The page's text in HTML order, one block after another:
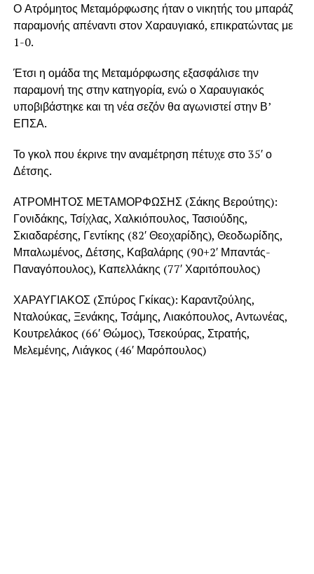
Ο Ατρόμητος Μεταμόρφωσης ήταν ο νικητής του μπαράζ
παραμονής απέναντι στον Χαραυγιακό, επικρατώντας με
1-0.
Έτσι η ομάδα της Μεταμόρφωσης εξασφάλισε την
παραμονή της στην κατηγορία, ενώ ο Χαραυγιακός
υποβιβάστηκε και τη νέα σεζόν θα αγωνιστεί στην Β’
ΕΠΣΑ.
Το γκολ που έκρινε την αναμέτρηση πέτυχε στο 35′ ο
Δέτσης.
ΑΤΡΟΜΗΤΟΣ ΜΕΤΑΜΟΡΦΩΣΗΣ (Σάκης Βερούτης):
Γονιδάκης, Τσίχλας, Χαλκιόπουλος, Τασιούδης,
Σκιαδαρέσης, Γεντίκης (82′ Θεοχαρίδης), Θεοδωρίδης,
Μπαλωμένος, Δέτσης, Καβαλάρης (90+2′ Μπαντάς-
Παναγόπουλος), Καπελλάκης (77′ Χαριτόπουλος)
ΧΑΡΑΥΓΙΑΚΟΣ (Σπύρος Γκίκας): Καραντζούλης,
Νταλούκας, Ξενάκης, Τσάμης, Λιακόπουλος, Αντωνέας,
Κουτρελάκος (66′ Θώμος), Τσεκούρας, Στρατής,
Μελεμένης, Λιάγκος (46′ Μαρόπουλος)